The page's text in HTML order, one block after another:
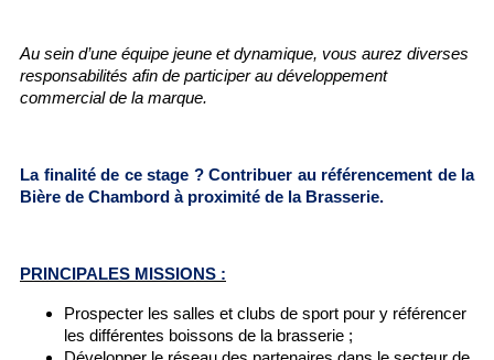
Au sein d’une équipe jeune et dynamique, vous aurez diverses
responsabilités afin de participer au développement
commercial de la marque.
La finalité de ce stage ? Contribuer au référencement de la
Bière de Chambord à proximité de la Brasserie.
PRINCIPALES MISSIONS :
Prospecter les salles et clubs de sport pour y référencer
les différentes boissons de la brasserie ;